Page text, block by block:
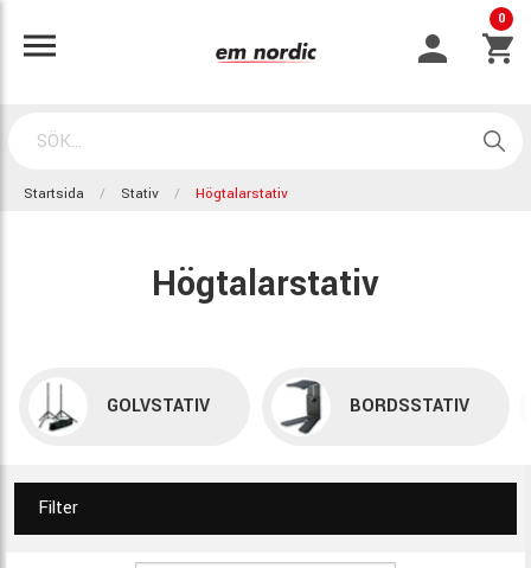
0
Startsida Stativ Högtalarstativ
Högtalarstativ
GOLVSTATIV BORDSSTATIV
Filter